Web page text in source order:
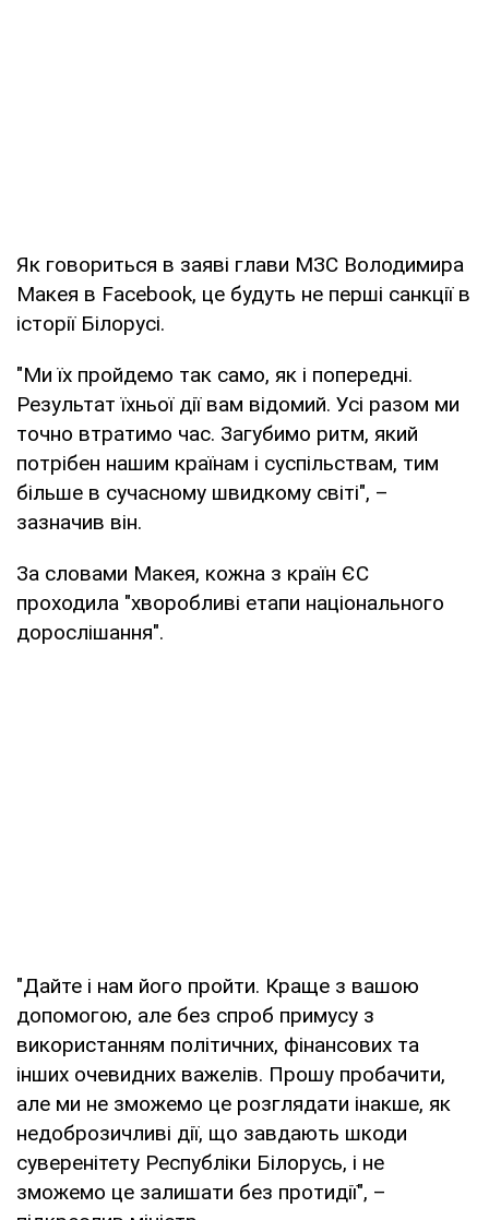
Як говориться в заяві глави МЗС Володимира
Макея в Facebook, це будуть не перші санкції в
історії Білорусі.
"Ми їх пройдемо так само, як і попередні.
Результат їхньої дії вам відомий. Усі разом ми
точно втратимо час. Загубимо ритм, який
потрібен нашим країнам і суспільствам, тим
більше в сучасному швидкому світі", –
зазначив він.
За словами Макея, кожна з країн ЄС
проходила "хворобливі етапи національного
дорослішання".
"Дайте і нам його пройти. Краще з вашою
допомогою, але без спроб примусу з
використанням політичних, фінансових та
інших очевидних важелів. Прошу пробачити,
але ми не зможемо це розглядати інакше, як
недоброзичливі дії, що завдають шкоди
суверенітету Республіки Білорусь, і не
зможемо це залишати без протидії", –